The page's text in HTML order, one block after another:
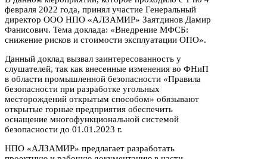
февраля 2022 года, принял участие Генеральный
директор ООО НПО «АЛЗАМИР» Заятдинов Дамир
Фанисович. Тема доклада: «Внедрение МФСБ:
снижение рисков и стоимости эксплуатации ОПО».
Данный доклад вызвал заинтересованность у
слушателей, так как внесенные изменения во ФНиП
в области промышленной безопасности «Правила
безопасности при разработке угольных
месторождений открытым способом» обязывают
открытые горные предприятия обеспечить
оснащение многофункциональной системой
безопасности до 01.01.2023 г.
НПО «АЛЗАМИР» предлагает разработать